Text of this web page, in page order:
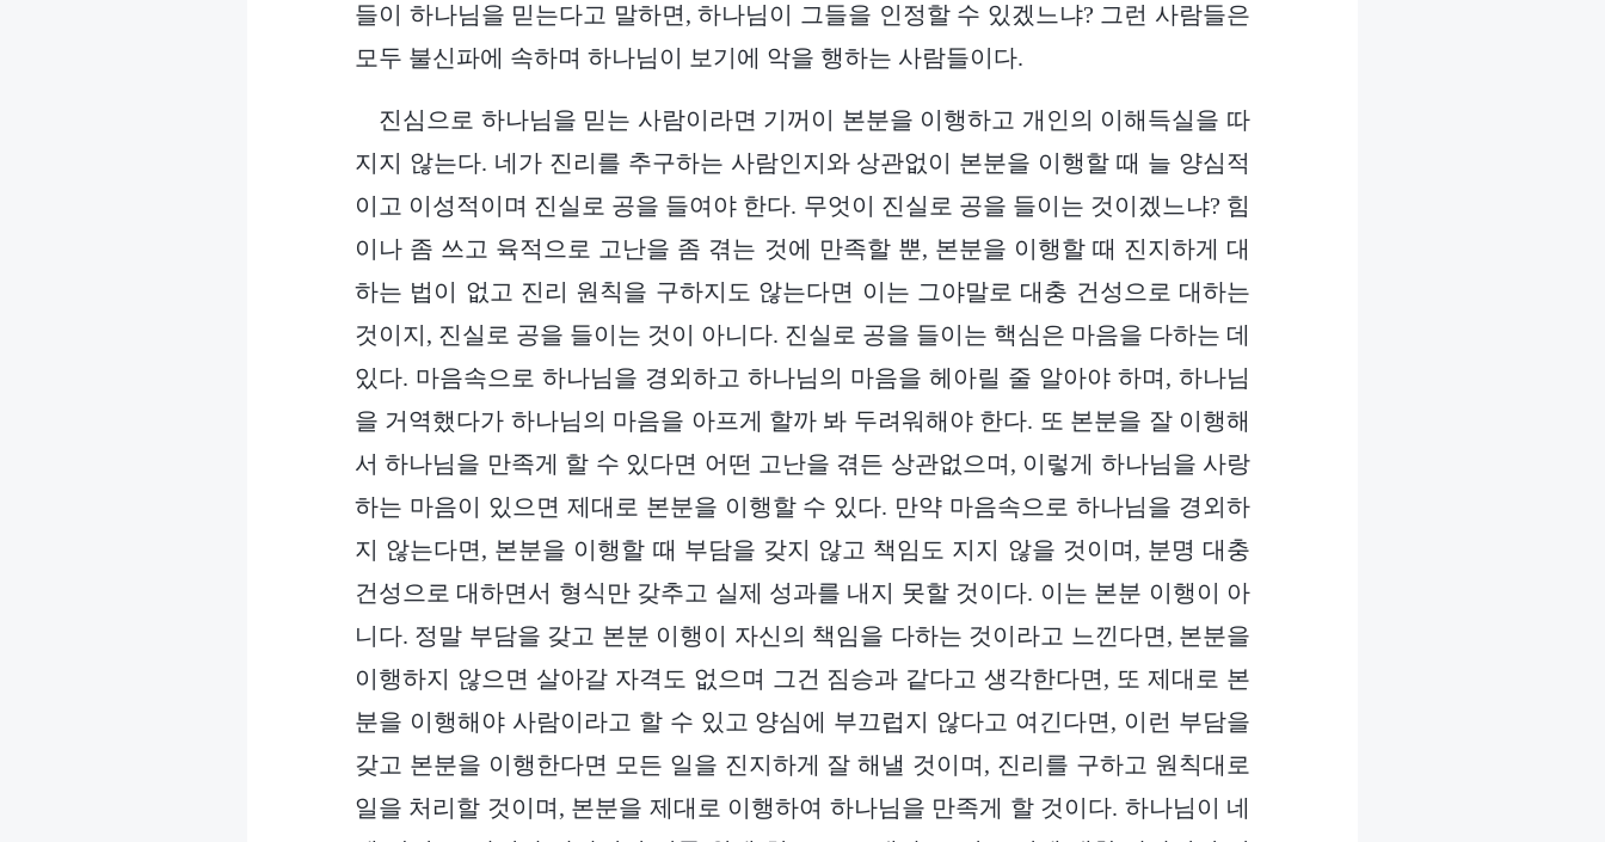
들이 하나님을 믿는다고 말하면, 하나님이 그들을 인정할 수 있겠느냐? 그런 사람들은
모두 불신파에 속하며 하나님이 보기에 악을 행하는 사람들이다.
진심으로 하나님을 믿는 사람이라면 기꺼이 본분을 이행하고 개인의 이해득실을 따
지지 않는다. 네가 진리를 추구하는 사람인지와 상관없이 본분을 이행할 때 늘 양심적
이고 이성적이며 진실로 공을 들여야 한다. 무엇이 진실로 공을 들이는 것이겠느냐? 힘
이나 좀 쓰고 육적으로 고난을 좀 겪는 것에 만족할 뿐, 본분을 이행할 때 진지하게 대
하는 법이 없고 진리 원칙을 구하지도 않는다면 이는 그야말로 대충 건성으로 대하는
것이지, 진실로 공을 들이는 것이 아니다. 진실로 공을 들이는 핵심은 마음을 다하는 데
있다. 마음속으로 하나님을 경외하고 하나님의 마음을 헤아릴 줄 알아야 하며, 하나님
을 거역했다가 하나님의 마음을 아프게 할까 봐 두려워해야 한다. 또 본분을 잘 이행해
서 하나님을 만족게 할 수 있다면 어떤 고난을 겪든 상관없으며, 이렇게 하나님을 사랑
하는 마음이 있으면 제대로 본분을 이행할 수 있다. 만약 마음속으로 하나님을 경외하
지 않는다면, 본분을 이행할 때 부담을 갖지 않고 책임도 지지 않을 것이며, 분명 대충
건성으로 대하면서 형식만 갖추고 실제 성과를 내지 못할 것이다. 이는 본분 이행이 아
니다. 정말 부담을 갖고 본분 이행이 자신의 책임을 다하는 것이라고 느낀다면, 본분을
이행하지 않으면 살아갈 자격도 없으며 그건 짐승과 같다고 생각한다면, 또 제대로 본
분을 이행해야 사람이라고 할 수 있고 양심에 부끄럽지 않다고 여긴다면, 이런 부담을
갖고 본분을 이행한다면 모든 일을 진지하게 잘 해낼 것이며, 진리를 구하고 원칙대로
일을 처리할 것이며, 본분을 제대로 이행하여 하나님을 만족게 할 것이다. 하나님이 네